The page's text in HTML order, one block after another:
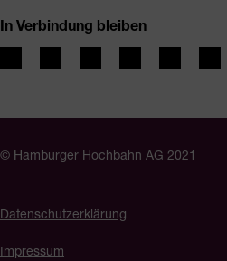
In Verbindung bleiben
© Hamburger Hochbahn AG 2021
Datenschutzerklärung
Impressum